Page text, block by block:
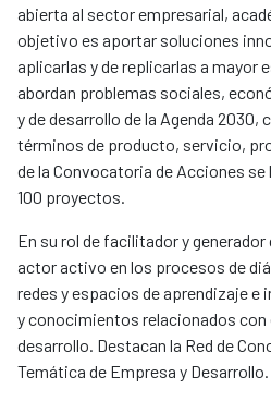
abierta al sector empresarial,
objetivo es aportar soluciones
aplicarlas y de replicarlas a mayor
abordan problemas sociales,
y de desarrollo de la Agenda 2030,
términos de producto, servicio,
de la Convocatoria de Acciones
100 proyectos.
En su rol de facilitador y generador
actor activo en los procesos de
redes y espacios de aprendizaje e
y conocimientos relacionados con
desarrollo. Destacan la Red de
Temática de Empresa y Desarrollo.